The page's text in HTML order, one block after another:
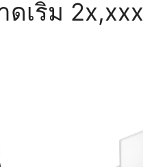
ดเริ่ม 2x,xxx